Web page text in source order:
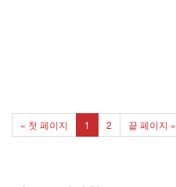
« 첫 페이지 1 2 끝 페이지 »